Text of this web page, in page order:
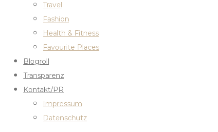
Travel
Fashion
Health & Fitness
Favourite Places
Blogroll
Transparenz
Kontakt/PR
Impressum
Datenschutz